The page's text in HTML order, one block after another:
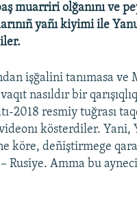
muarriri olğanını ve
yañı kiyimi ile
işğalini tanımasa
nasıldır bir
2018 resmiy tuğrası
videonı kösterdiler.
köre, deñiştirmege
Rusiye. Amma bu